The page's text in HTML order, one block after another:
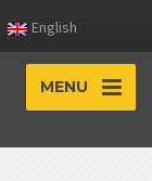
English
MENU